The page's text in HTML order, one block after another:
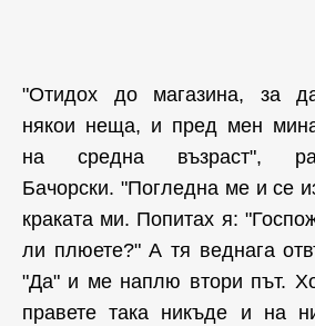
"Отидох до магазина, за
някои неща, и пред мен
на средна възраст",
Бачорски. "Погледна ме и се
краката ми. Попитах я:
ли плюете?" А тя веднага
"Да" и ме наплю втори път.
правете така никъде и на